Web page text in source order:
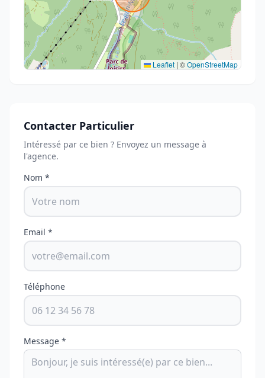
Leaflet | ©OpenStreetMap
Contacter Particulier
Intéressé par ce bien ? Envoyez un message à
l'agence.
Nom *
Email *
Téléphone
Message *